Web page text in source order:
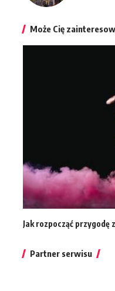
Może Cię
Jak rozpocząć przygodę
Partner serwisu